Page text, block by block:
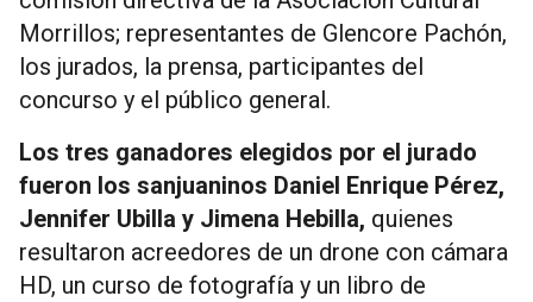
Morrillos; representantes de Glencore Pachón,
los jurados, la prensa, participantes del
concurso y el público general.
Los tres ganadores elegidos por el jurado
fueron los sanjuaninos Daniel Enrique Pérez,
Jennifer Ubilla y Jimena Hebilla, quienes
resultaron acreedores de un drone con cámara
HD, un curso de fotografía y un libro de